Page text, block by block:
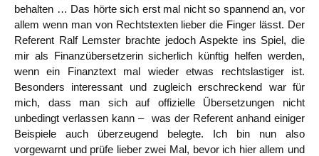
behalten … Das hörte sich erst mal nicht so spannend an, vor
allem wenn man von Rechtstexten lieber die Finger lässt. Der
Referent Ralf Lemster brachte jedoch Aspekte ins Spiel, die
mir als Finanzübersetzerin sicherlich künftig helfen werden,
wenn ein Finanztext mal wieder etwas rechtslastiger ist.
Besonders interessant und zugleich erschreckend war für
mich, dass man sich auf offizielle Übersetzungen nicht
unbedingt verlassen kann – was der Referent anhand einiger
Beispiele auch überzeugend belegte. Ich bin nun also
vorgewarnt und prüfe lieber zwei Mal, bevor ich hier allem und